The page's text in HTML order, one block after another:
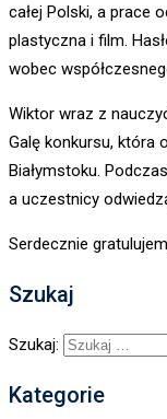
całej Polski, a prace
plastyczna i film.
wobec
Wiktor wraz z
Galę konkursu, która
Białymstoku.
a uczestnicy
Serdecznie
Szukaj
Szukaj:
Kategorie